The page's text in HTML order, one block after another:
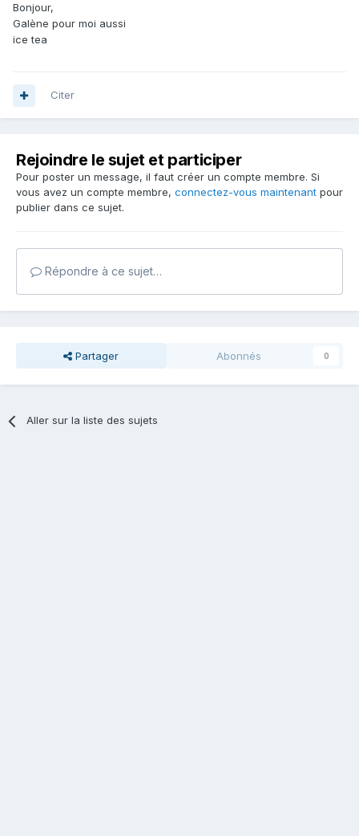
Bonjour,
Galène pour moi aussi
ice tea
Citer
Rejoindre le sujet et participer
Pour poster un message, il faut créer un compte membre. Si
vous avez un compte membre, connectez-vous maintenant pour
publier dans ce sujet.
Répondre à ce sujet…
Partager Abonnés 0
Aller sur la liste des sujets